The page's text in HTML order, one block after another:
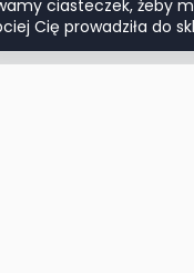
ciasteczek, żeby
Cię prowadziła do